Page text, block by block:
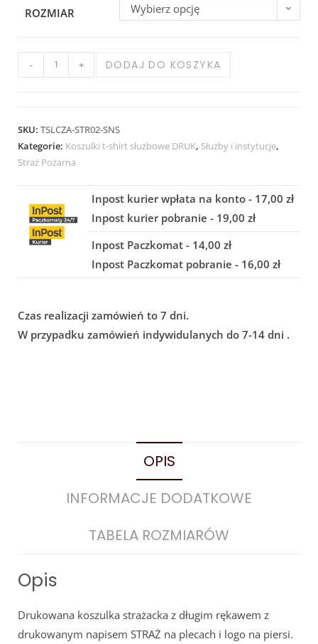
ROZMIAR Wybierz opcję
- + DODAJ DO KOSZYKA
SKU: TSLCZA-STR02-SNS
Kategorie: Koszulki t-shirt służbowe DRUK, Służby i instytucje,
Straż Pożarna
Inpost kurier wpłata na konto - 17,00 zł
Inpost kurier pobranie - 19,00 zł
Inpost Paczkomat - 14,00 zł
Inpost Paczkomat pobranie - 16,00 zł
Czas realizacji zamówień to 7 dni.
W przypadku zamówień indywidulanych do 7-14 dni .
OPIS
INFORMACJE DODATKOWE
TABELA ROZMIARÓW
Opis
Drukowana koszulka strażacka z długim rękawem z
drukowanym napisem STRAŻ na plecach i logo na piersi.